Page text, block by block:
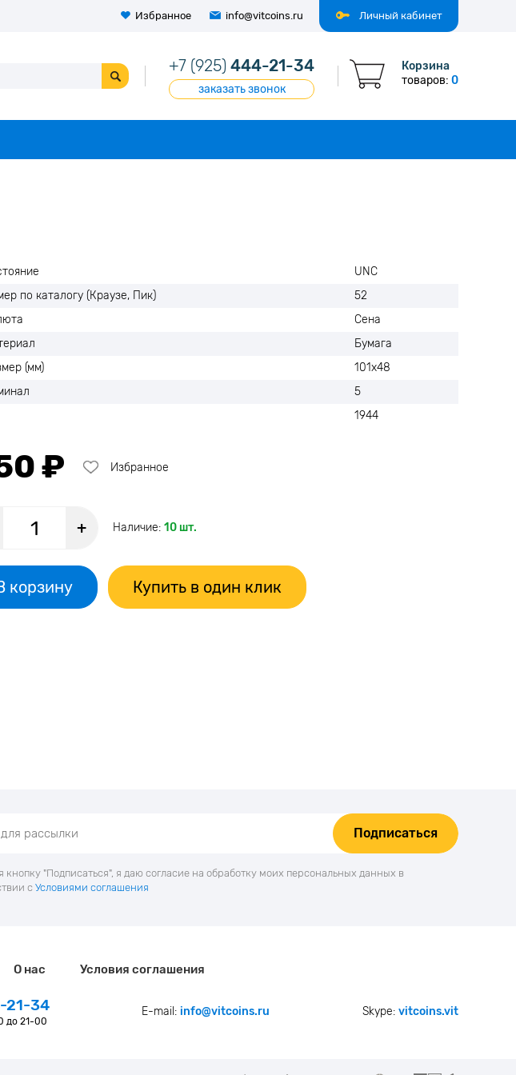
Личный кабинет
Избранное info@vitcoins.ru
+7 (925) 444-21-34
заказать звонок
Корзина
товаров: 0
UNC
по каталогу (Краузе, Пик)
52
Сена
Бумага
(мм)
101х48
5
1944
₽ Избранное
+ Наличие: 10 шт.
корзину Купить в один клик
Подписаться
"Подписаться", я даю согласие на обработку моих персональных данных в
с Условиями соглашения
О нас Условия соглашения
34
до 21-00
E-mail:info@vitcoins.ru Skype: vitcoins.vit